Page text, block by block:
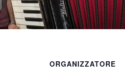
ORGANIZZATORE